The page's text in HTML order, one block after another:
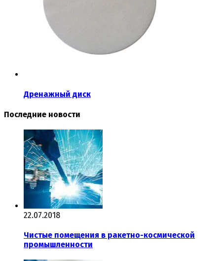
Дренажный диск
Последние новости
22.07.2018
Чистые помещения в ракетно-космической
промышленности